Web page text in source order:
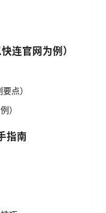
连官网为例）
点）
）
指南